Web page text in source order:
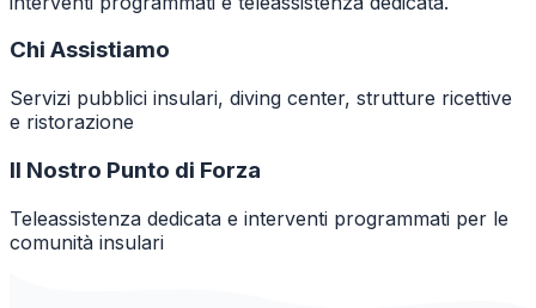
Chi Assistiamo
Servizi pubblici insulari, diving center, strutture ricettive
e ristorazione
Il Nostro Punto di Forza
Teleassistenza dedicata e interventi programmati per le
comunità insulari